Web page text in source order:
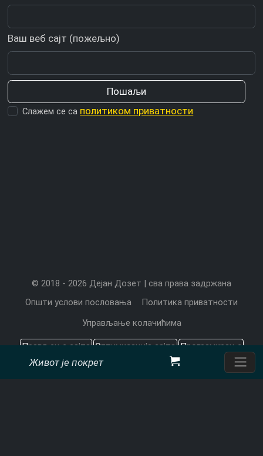
Живот је покрет
Ваш веб сајт (пожељно)
Слажем се са политиком приватности
© 2018 - 2026 Дејан Дозет | сва права задржана
Општи услови пословања
Политика приватности
Управљање колачићима
Прављење сајта Оптимизација сајта Програмирање
Садржај који значи
Цена прављења сајта
Претраживачи CMS